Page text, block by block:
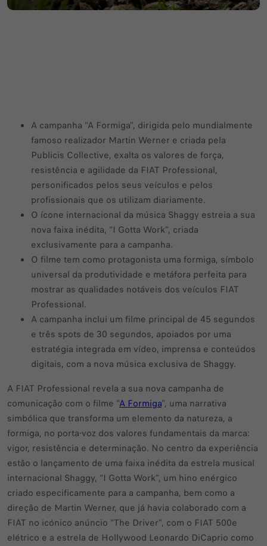
A campanha “A Formiga”, dirigida pelo mundialmente
famoso realizador Martin Werner e criada pela
Publicis Collective, exalta os valores de força,
resistência e agilidade da FIAT Professional,
personificados pelos seus veículos e pelos
profissionais que os utilizam diariamente.
O ícone internacional da música Shaggy estreia a sua
nova faixa inédita, “I Gotta Work”, criada
exclusivamente para a campanha.
O filme tem como protagonista uma formiga, símbolo
universal da produtividade e metáfora perfeita para
mostrar as qualidades notáveis dos veículos FIAT
Professional.
A campanha inclui um filme principal de 45 segundos
e três spots de 30 segundos, apoiados por uma
estratégia integrada em vídeo, imprensa e conteúdos
digitais, com a nova música exclusiva de Shaggy.
A FIAT Professional revela a sua nova campanha de
comunicação com o filme “A Formiga”, uma narrativa
simbólica que transforma um elemento da natureza, a
formiga, no porta-voz dos valores fundamentais da marca:
vigor, resistência e determinação. No centro da experiência
estão o lançamento de uma faixa inédita da estrela musical
internacional Shaggy, “I Gotta Work”, um hino enérgico
criado especificamente para a campanha, bem como a
direção de Martin Werner, que já havia colaborado com a
FIAT no icónico anúncio “The Driver”, com o FIAT 500e
elétrico e a estrela de Hollywood Leonardo DiCaprio como